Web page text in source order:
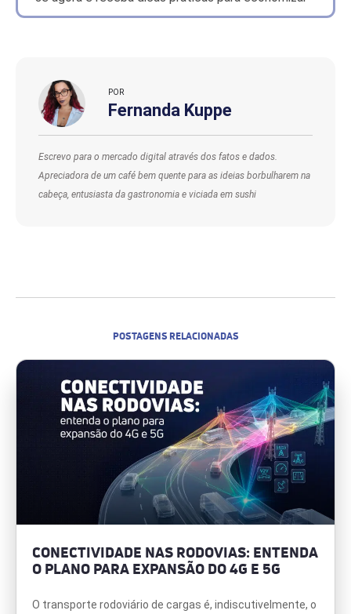
POR
Fernanda Kuppe
Escrevo para o mercado digital através dos fatos e dados.
Apreciadora de um café bem quente para as ideias borbulharem na
cabeça, entusiasta da gastronomia e viciada em sushi
POSTAGENS RELACIONADAS
CONECTIVIDADE NAS RODOVIAS: ENTENDA
O PLANO PARA EXPANSÃO DO 4G E 5G
O transporte rodoviário de cargas é, indiscutivelmente, o